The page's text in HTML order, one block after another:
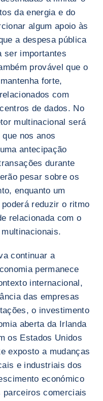
da energia e do
algum apoio às
a despesa pública
ser importantes
provável que o
forte,
com
de dados. No
multinacional será
nos anos
antecipação
durante
pesar sobre os
enquanto um
reduzir o ritmo
relacionada com o
continuar a
permanece
internacional,
das empresas
o investimento
aberta da Irlanda
os Estados Unidos
exposto a mudanças
e industriais dos
económico
parceiros comerciais